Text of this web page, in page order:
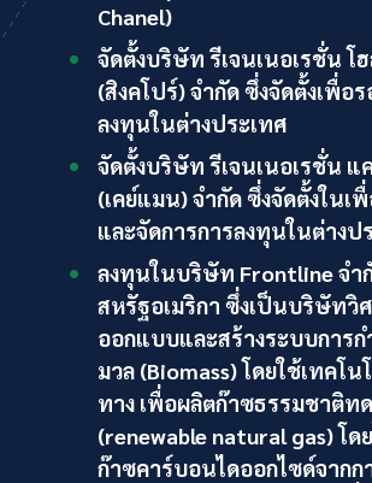
Chanel)
จัดตั้งบริษัท รีเจนเนอเรชั่น โ
(สิงคโปร์) จำกัด ซึ่งจัดตั้งเพื่อ
ลงทุนในต่างประเทศ
จัดตั้งบริษัท รีเจนเนอเรชั่น
(เคย์แมน) จำกัด ซึ่งจัดตั้งในเ
และจัดการการลงทุนในต่างป
ลงทุนในบริษัท Frontline จำ
สหรัฐอเมริกา ซึ่งเป็นบริษัทวิ
ออกแบบและสร้างระบบการ
มวล (Biomass) โดยใช้เทคโน
ทาง เพื่อผลิตก๊าซธรรมชาติท
(renewable natural gas) โด
ก๊าซคาร์บอนไดออกไซด์จากก